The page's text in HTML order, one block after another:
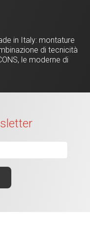
in Italy: montature
di tecnicità
le moderne di